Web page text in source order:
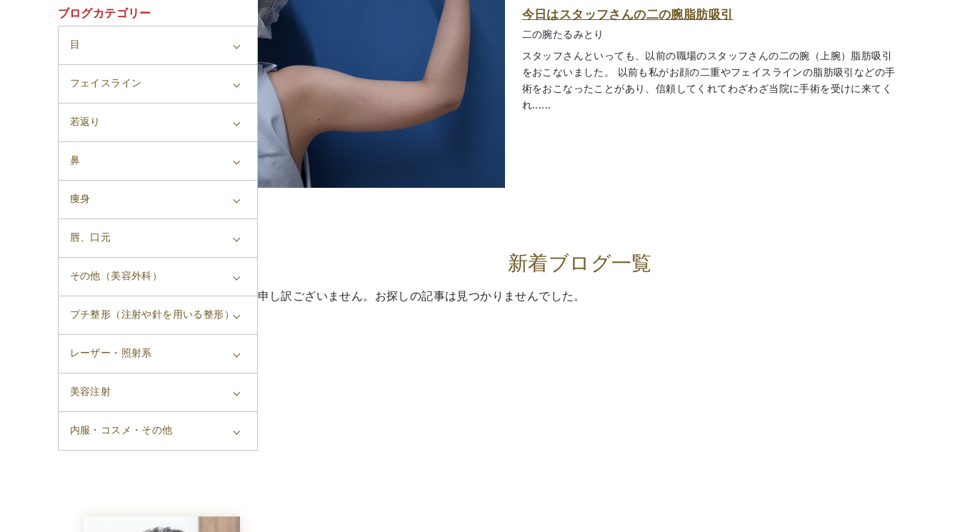
ブログカテゴリー
目
フェイスライン
若返り
鼻
痩身
唇、口元
その他（美容外科）
プチ整形（注射や針を用いる整形）
レーザー・照射系
美容注射
内服・コスメ・その他
今日はスタッフさんの二の腕脂肪吸引
二の腕たるみとり
スタッフさんといっても、以前の職場のスタッフさんの二の腕（上腕）脂肪吸引
をおこないました。 以前も私がお顔の二重やフェイスラインの脂肪吸引などの手
術をおこなったことがあり、信頼してくれてわざわざ当院に手術を受けに来てく
れ......
新着ブログ一覧
申し訳ございません。お探しの記事は見つかりませんでした。